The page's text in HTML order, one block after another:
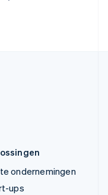
ondernemingen
ups